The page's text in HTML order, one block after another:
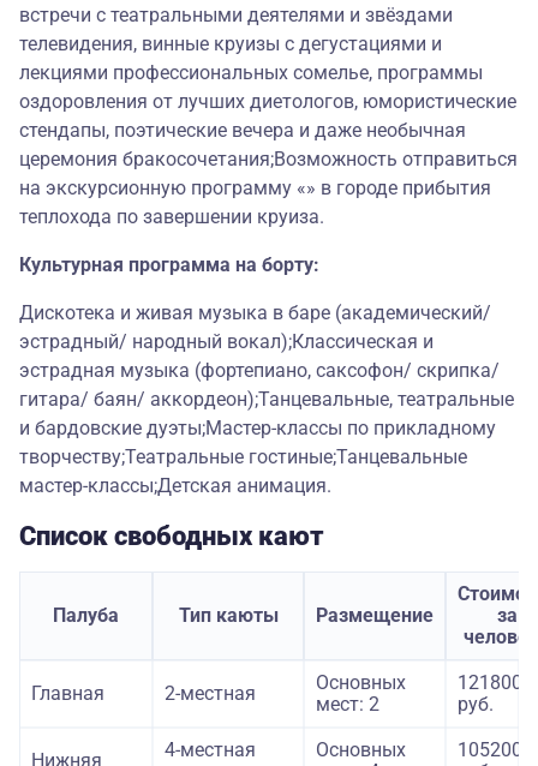
встречи с театральными деятелями и звёздами
телевидения, винные круизы с дегустациями и
лекциями профессиональных сомелье, программы
оздоровления от лучших диетологов, юмористические
стендапы, поэтические вечера и даже необычная
церемония бракосочетания;Возможность отправиться
на экскурсионную программу «» в городе прибытия
теплохода по завершении круиза.
Культурная программа на борту:
Дискотека и живая музыка в баре (академический/
эстрадный/ народный вокал);Классическая и
эстрадная музыка (фортепиано, саксофон/ скрипка/
гитара/ баян/ аккордеон);Танцевальные, театральные
и бардовские дуэты;Мастер-классы по прикладному
творчеству;Театральные гостиные;Танцевальные
мастер-классы;Детская анимация.
Список свободных кают
Палуба Тип каюты Размещение
за
Главная 2-местная
Основных
мест: 2
121800
руб.
Нижняя
4-местная
Основных
105200